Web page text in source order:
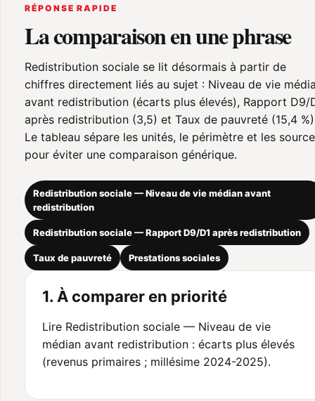
RÉPONSE RAPIDE
La comparaison en une phrase
Redistribution sociale se lit désormais à partir de
chiffres directement liés au sujet : Niveau de vie
avant redistribution (écarts plus élevés), Rapport D9/
après redistribution (3,5) et Taux de pauvreté (15,4
Le tableau sépare les unités, le périmètre et les
pour éviter une comparaison générique.
Redistribution sociale — Niveau de vie médian avant
redistribution
Redistribution sociale — Rapport D9/D1 après redistribution
Taux de pauvreté Prestations sociales
1. À comparer en priorité
Lire Redistribution sociale — Niveau de vie
médian avant redistribution : écarts plus élevés
(revenus primaires ; millésime 2024-2025).